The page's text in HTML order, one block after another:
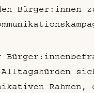
den